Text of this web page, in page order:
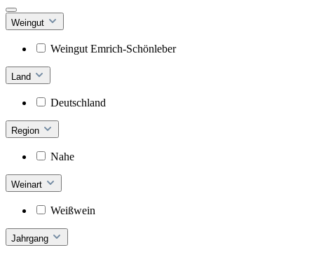
Weingut
Weingut Emrich-Schönleber
Land
Deutschland
Region
Nahe
Weinart
Weißwein
Jahrgang